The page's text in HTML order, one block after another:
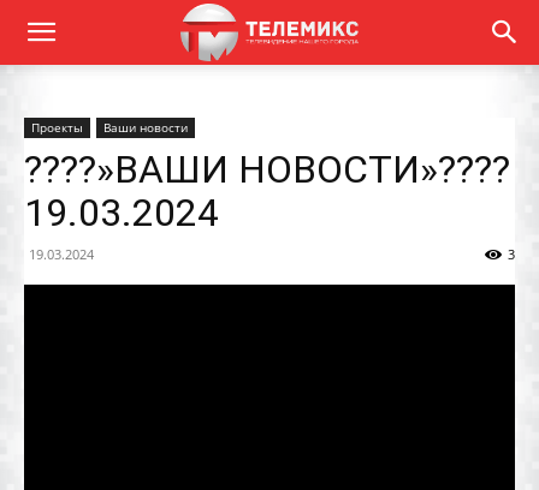
Проекты Ваши новости
????»ВАШИ НОВОСТИ»????
19.03.2024
19.03.2024 3